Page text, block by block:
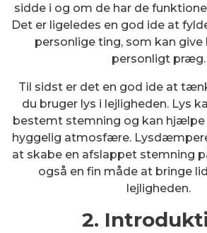
sidde i og om de har de
Det er ligeledes en god ide at
personlige ting, som kan give
personligt præg.
Til sidst er det en god ide at
du bruger lys i lejligheden. Lys
bestemt stemning og kan hjælpe
hyggelig atmosfære.
at skabe en afslappet stemning
også en fin måde at bringe
lejligheden.
2.